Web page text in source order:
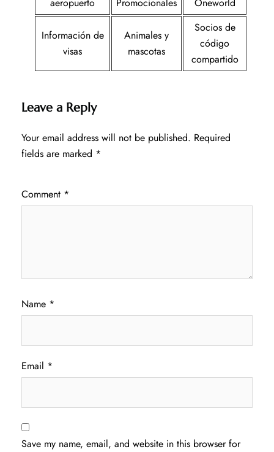
aeropuerto Promocionales Oneworld
Información de
visas
Animales y
mascotas
Socios de
código
compartido
Leave a Reply
Your email address will not be published. Required
fields are marked *
Comment *
Name *
Email *
Save my name, email, and website in this browser for